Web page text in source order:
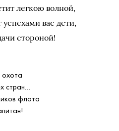
легкою волной,
успехами вас дети,
стороной!
стран…
флота